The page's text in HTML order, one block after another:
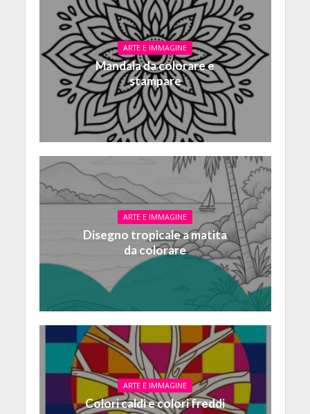
ARTE E IMMAGINE
Mandala da colorare e
stampare
ARTE E IMMAGINE
Disegno tropicale a matita
da colorare
ARTE E IMMAGINE
Colori caldi e colori freddi